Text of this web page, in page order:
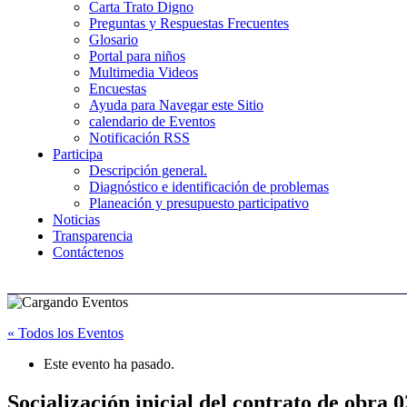
Carta Trato Digno
Preguntas y Respuestas Frecuentes
Glosario
Portal para niños
Multimedia Videos
Encuestas
Ayuda para Navegar este Sitio
calendario de Eventos
Notificación RSS
Participa
Descripción general.
Diagnóstico e identificación de problemas
Planeación y presupuesto participativo
Noticias
Transparencia
Contáctenos
« Todos los Eventos
Este evento ha pasado.